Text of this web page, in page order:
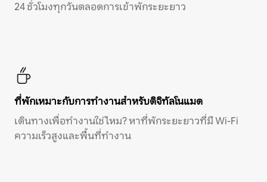
24 ชั่วโมงทุกวันตลอดการเข้าพักระยะยาว
ที่พักเหมาะกับการทำงานสำหรับดิจิทัลโนแมด
เดินทางเพื่อทำงานใช่ไหม? หาที่พักระยะยาวที่มี Wi-Fi
ความเร็วสูงและพื้นที่ทำงาน